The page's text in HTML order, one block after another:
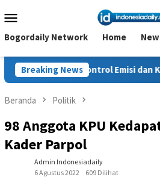
ke
kontenMobile
Bogordaily Network Home
Breaking News
Emisi dan Kebisingan
Beranda Politik
98 Anggota KPU
Kader Parpol
Admin Indonesiadaily
6 Agustus 2022
609 Dilihat